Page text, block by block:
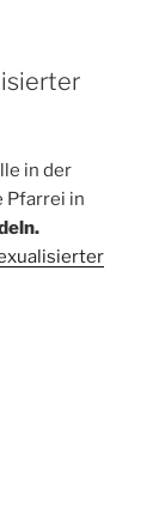
in der
Pfarrei in